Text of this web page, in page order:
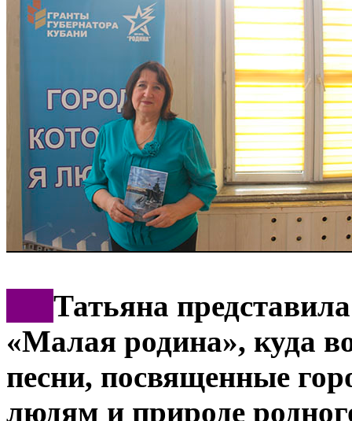
Татьяна
«Малая родина», куда
песни, посвященные
людям и природе